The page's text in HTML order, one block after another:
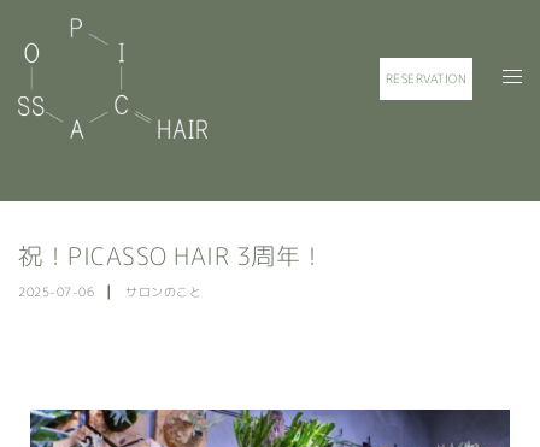
RESERVATION
祝！PICASSO HAIR 3周年！
2025-07-06 サロンのこと